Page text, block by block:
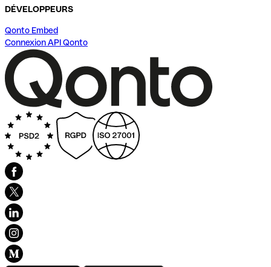
DÉVELOPPEURS
Qonto Embed
Connexion API Qonto